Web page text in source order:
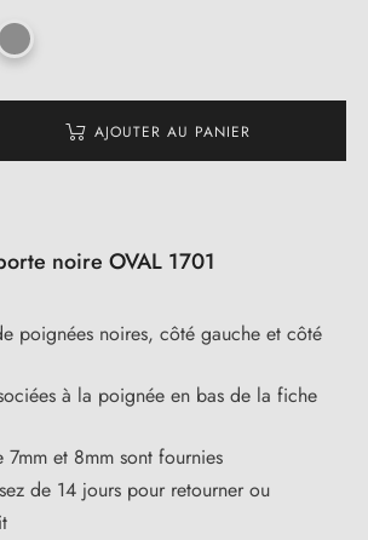
AJOUTER AU PANIER
noire OVAL 1701
poignées noires, côté gauche et côté
à la poignée en bas de la fiche
7mm et 8mm sont fournies
de 14 jours pour retourner ou